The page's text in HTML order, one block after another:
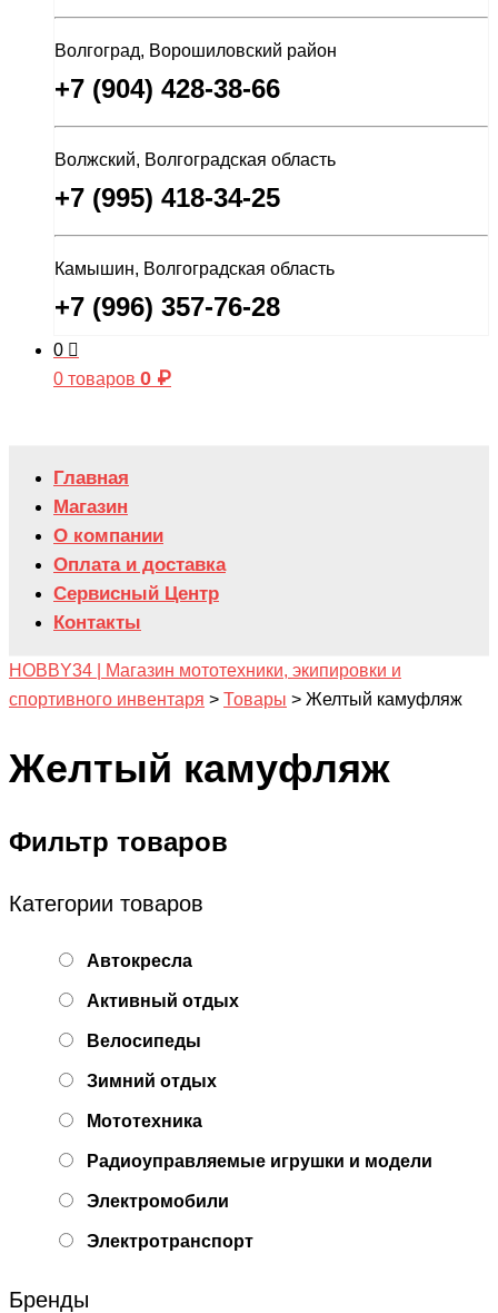
Волгоград, Ворошиловский район
+7 (904) 428-38-66
Волжский, Волгоградская область
+7 (995) 418-34-25
Камышин, Волгоградская область
+7 (996) 357-76-28
0
0 товаров 0 ₽
Главная
Магазин
О компании
Оплата и доставка
Сервисный Центр
Контакты
HOBBY34 | Магазин мототехники, экипировки и
спортивного инвентаря > Товары > Желтый камуфляж
Желтый камуфляж
Фильтр товаров
Категории товаров
Автокресла
Активный отдых
Велосипеды
Зимний отдых
Мототехника
Радиоуправляемые игрушки и модели
Электромобили
Электротранспорт
Бренды